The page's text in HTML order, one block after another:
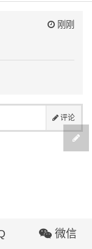
刚刚
评论
微信